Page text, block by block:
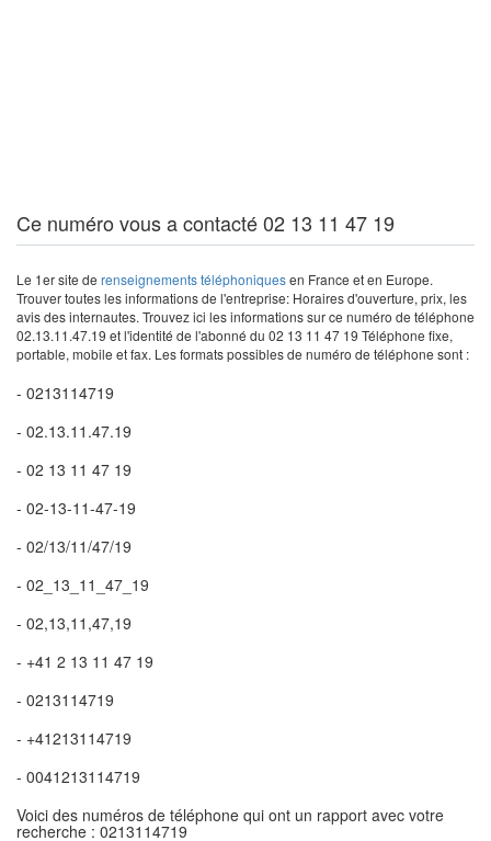
Ce numéro vous a contacté 02 13 11 47 19
Le 1er site de renseignements téléphoniquesen France et en Europe.
Trouver toutes les informations de l'entreprise: Horaires d'ouverture, prix, les
avis des internautes. Trouvez ici les informations sur ce numéro de téléphone
02.13.11.47.19 et l'identité de l'abonné du 02 13 11 47 19 Téléphone fixe,
portable, mobile et fax. Les formats possibles de numéro de téléphone sont :
- 0213114719
- 02.13.11.47.19
- 02 13 11 47 19
- 02-13-11-47-19
- 02/13/11/47/19
- 02_13_11_47_19
- 02,13,11,47,19
- +41 2 13 11 47 19
- 0213114719
- +41213114719
- 0041213114719
Voici des numéros de téléphone qui ont un rapport avec votre
recherche : 0213114719